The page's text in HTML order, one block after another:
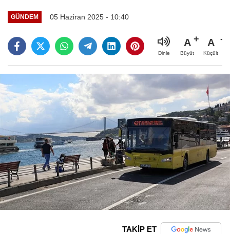
GÜNDEM 05 Haziran 2025 - 10:40
Dinle
A
Büyüt
A
Küçült
TAKİP ET